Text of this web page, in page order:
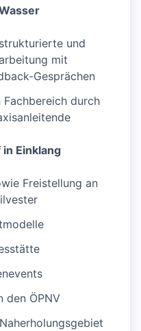
und
mit
Gesprächen
durch
Einklang
Freistellung an
den ÖPNV